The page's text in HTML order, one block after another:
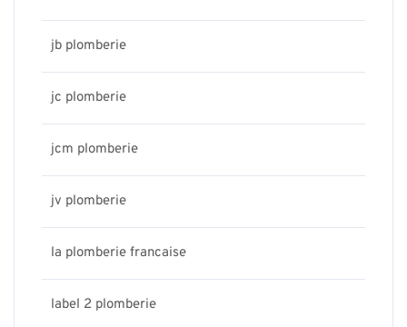
jb plomberie
jc plomberie
jcm plomberie
jv plomberie
la plomberie francaise
label 2 plomberie